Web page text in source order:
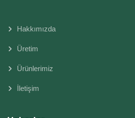
Hakkımızda
Üretim
Ürünlerimiz
İletişim